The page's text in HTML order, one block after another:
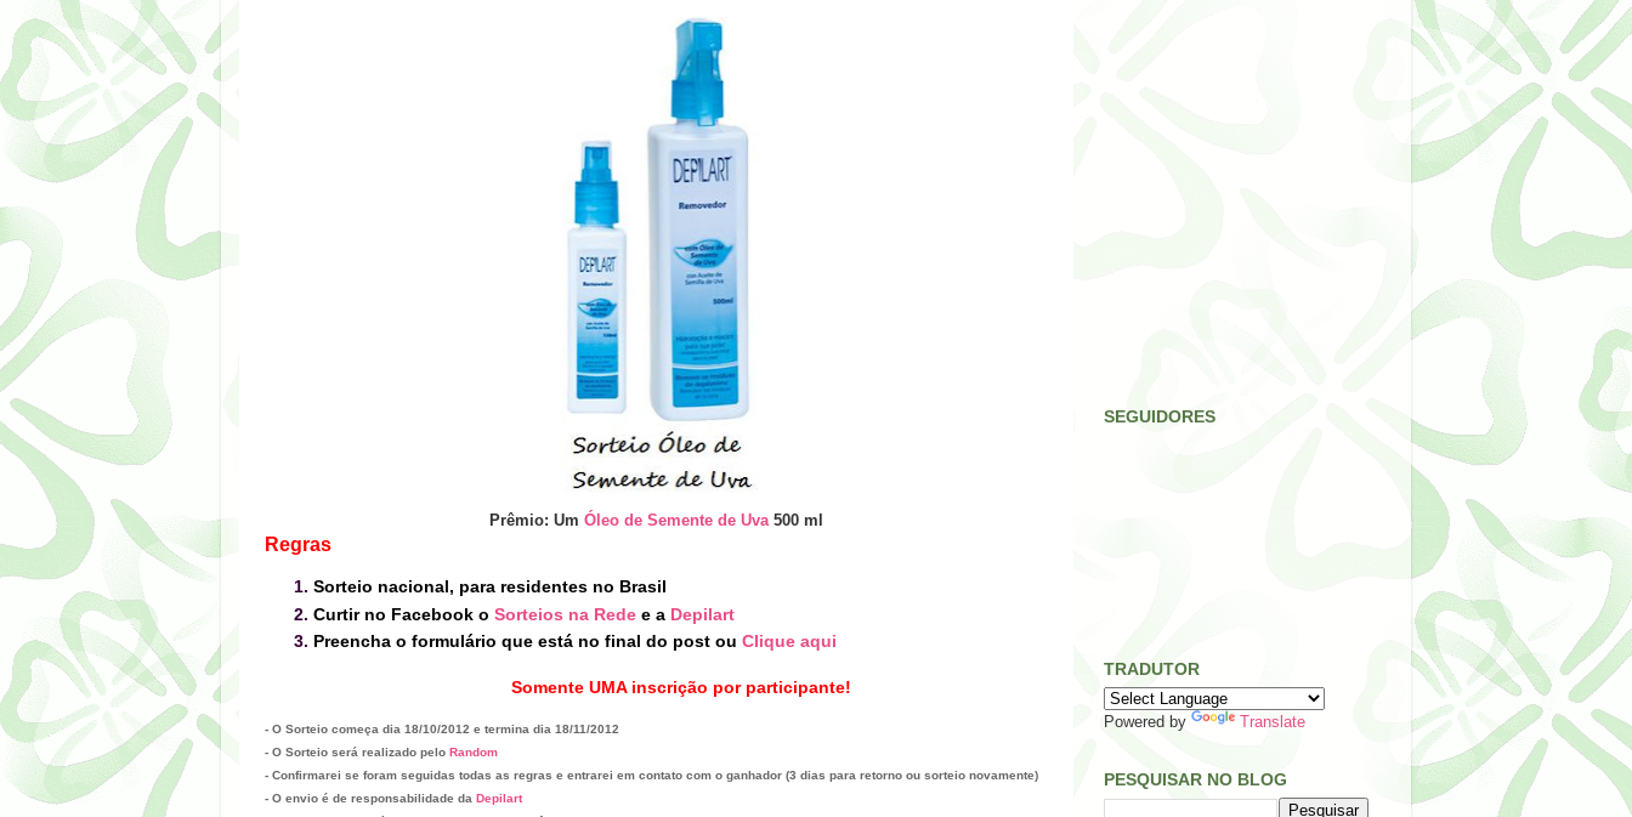
Prêmio: Um Ó leo de Semente de Uva500 ml
Regras
Sorteio nacional, para residentes no Brasil
Curtir no Facebook o Sorteios na Rede e a Depilart
Preencha o formulário que está no final do post ou Clique aqui
Somente UMA inscrição por participante!
- O Sorteio começa dia 18/10/2012 e termina dia 18/11/2012
- O Sorteio será realizado pelo Random
- Confirmarei se foram seguidas todas as regras e entrarei em contato com o ganhador (3 dias para retorno ou sorteio novamente)
- O envio é de responsabilidade da Depilart
SEGUIDORES
TRADUTOR
Powered by Translate
PESQUISAR NO BLOG